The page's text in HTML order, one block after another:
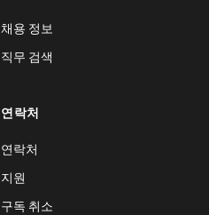
채용 정보
직무 검색
연락처
연락처
지원
구독 취소